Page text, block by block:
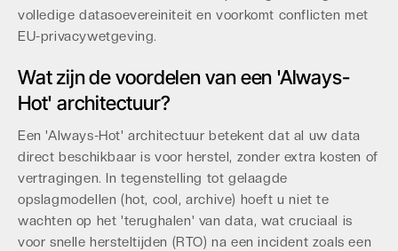
volledige datasoevereiniteit en voorkomt conflicten met
EU-privacywetgeving.
Wat zijn de voordelen van een 'Always-
Hot' architectuur?
Een 'Always-Hot' architectuur betekent dat al uw data
direct beschikbaar is voor herstel, zonder extra kosten of
vertragingen. In tegenstelling tot gelaagde
opslagmodellen (hot, cool, archive) hoeft u niet te
wachten op het 'terughalen' van data, wat cruciaal is
voor snelle hersteltijden (RTO) na een incident zoals een